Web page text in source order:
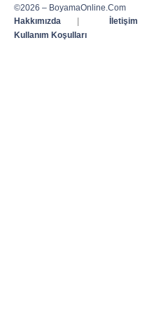
©2026 – BoyamaOnline.Com
Hakkımızda
| İletişim
Kullanım Koşulları